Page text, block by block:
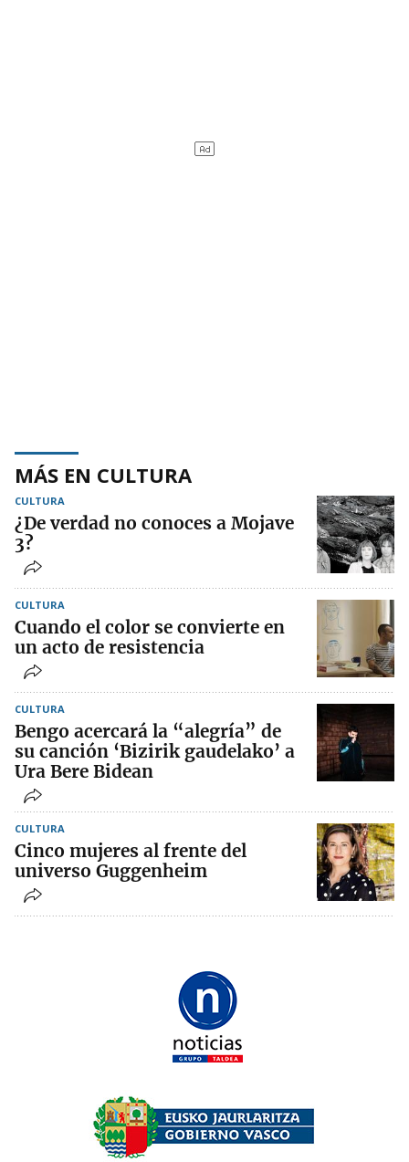
MÁS EN CULTURA
CULTURA
¿De verdad no conoces a Mojave
3?
CULTURA
Cuando el color se convierte en
un acto de resistencia
CULTURA
Bengo acercará la “alegría” de
su canción ‘Bizirik gaudelako’ a
Ura Bere Bidean
CULTURA
Cinco mujeres al frente del
universo Guggenheim